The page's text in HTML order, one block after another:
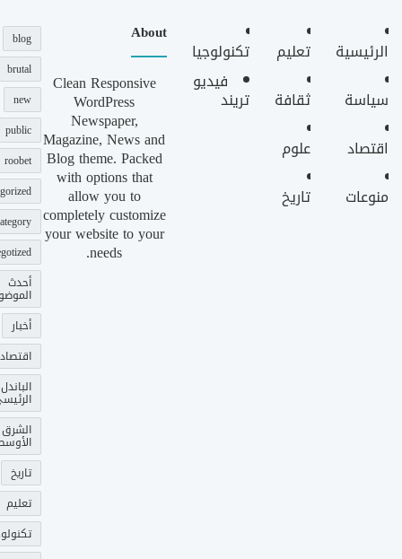
الرئيسية
سياسة
اقتصاد
منوعات
تعليم
ثقافة
علوم
تاريخ
تكنولوجيا
فيديو
تريند
About
Clean Responsive
WordPress
Newspaper,
Magazine, News and
Blog theme. Packed
with options that
allow you to
completely customize
your website to your
needs.
blog
brutal
new
public
roobet
أحدث
أخبار
اقتصاد
الباندل
الشرق
تاريخ
تعليم